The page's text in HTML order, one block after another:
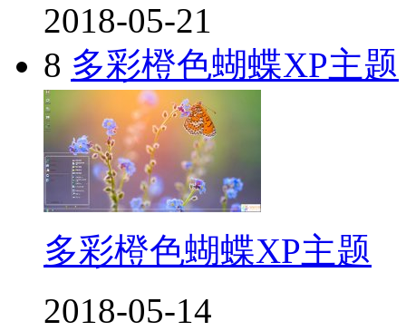
2018-05-21
8 多彩橙色蝴蝶XP主题
多彩橙色蝴蝶XP主题
2018-05-14